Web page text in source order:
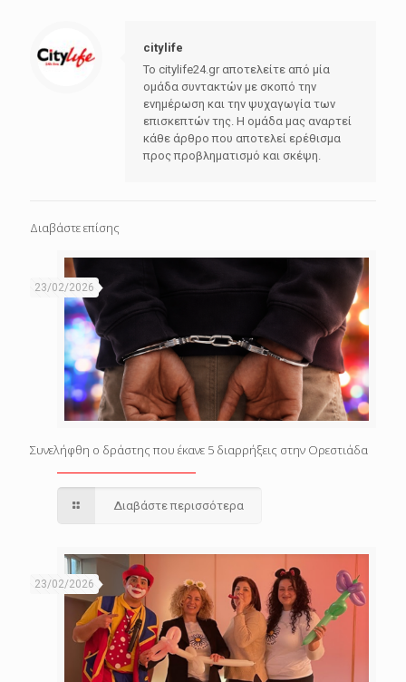
citylife
Το citylife24.gr αποτελείτε από μία
ομάδα συντακτών με σκοπό την
ενημέρωση και την ψυχαγωγία των
επισκεπτών της. Η ομάδα μας αναρτεί
κάθε άρθρο που αποτελεί ερέθισμα
προς προβληματισμό και σκέψη.
Διαβάστε επίσης
23/02/2026
Συνελήφθη ο δράστης που έκανε 5 διαρρήξεις στην Ορεστιάδα
Διαβάστε περισσότερα
23/02/2026